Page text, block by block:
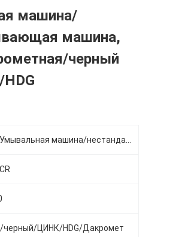
машина/
машина,
черный
черный/ЦИНК/HDG/Дакромет